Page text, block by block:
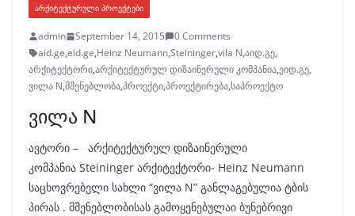
ᲐᲠᲥᲘᲢᲔᲥᲢᲣᲠᲣᲚᲘ ᲞᲠᲝᲔᲥᲢᲔᲑᲘ
admin September 14, 2015
0 Comments
aid.ge,eid.ge,Heinz Neumann,Steininger,vila N,აიდ.გე,
არქიტექტორი,არქიტექტურულ დიზაინერული კომპანია,ეიდ.გე,
ვილა N,მშენებლობა,პროექტი,პროექტირება,საპროექტო
ვილა N
ავტორი – არქიტექტურულ დიზაინერული
კომპანია Steininger არქიტექტორი- Heinz Neumann
საცხოვრებელი სახლი “ვილა N” განლაგებულია ტბის
პირას . მშენებლობისას გამოყენებულაი ბუნებრივი